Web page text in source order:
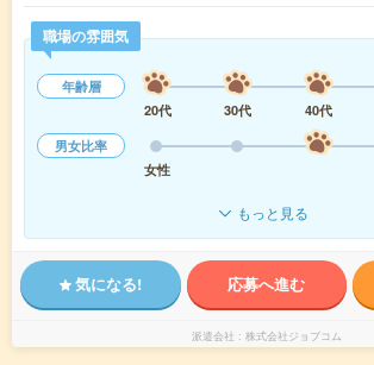
職場の雰囲気
年齢層
20代
30代 40代
男女比率
女性
もっと見る
気になる! 応募へ進む
派遣会社 株式会社ジョブコム